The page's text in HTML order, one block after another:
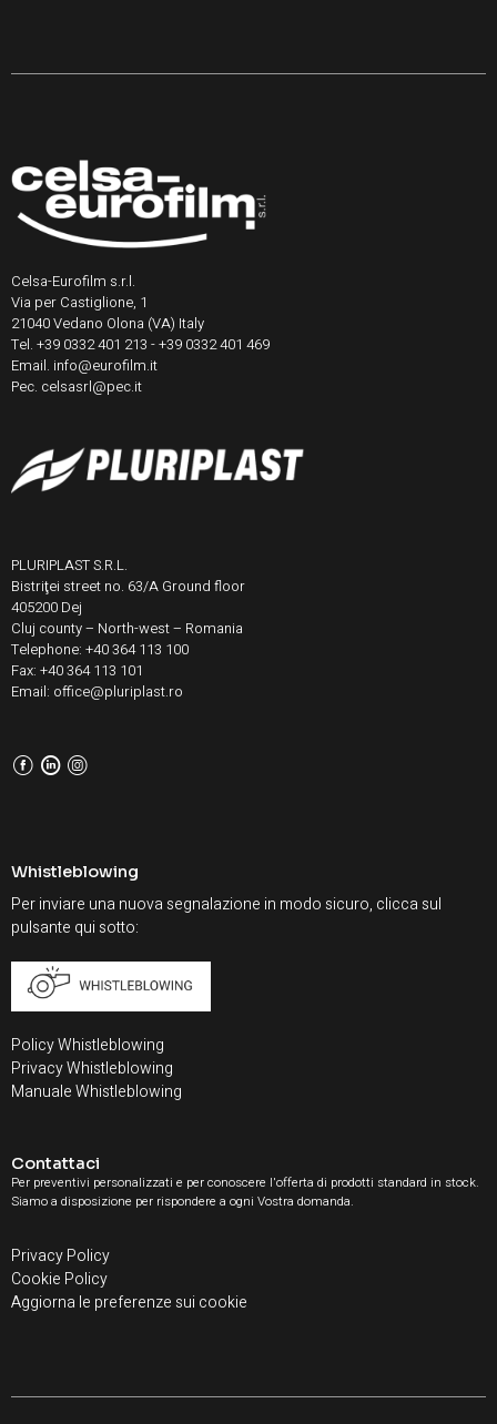
Celsa-Eurofilm s.r.l.
Via per Castiglione, 1
21040 Vedano Olona (VA) Italy
Tel. +39 0332 401 213 - +39 0332 401 469
Email. info@eurofilm.it
Pec. celsasrl@pec.it
PLURIPLAST S.R.L.
Bistriţei street no. 63/A Ground floor
405200 Dej
Cluj county – North-west – Romania
Telephone: +40 364 113 100
Fax: +40 364 113 101
Email: office@pluriplast.ro
F L I
Whistleblowing
Per inviare una nuova segnalazione in modo sicuro, clicca sul
pulsante qui sotto:
Policy Whistleblowing
Privacy Whistleblowing
Manuale Whistleblowing
Contattaci
Per preventivi personalizzati e per conoscere l'offerta di prodotti standard in stock.
Siamo a disposizione per rispondere a ogni Vostra domanda.
Privacy Policy
Cookie Policy
Aggiorna le preferenze sui cookie